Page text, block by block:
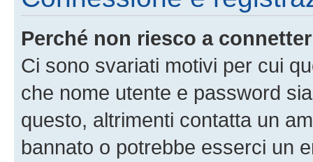
Perché non riesco a
Ci sono svariati motivi per cui
che nome utente e password
questo, altrimenti contatta un
bannato o potrebbe esserci un